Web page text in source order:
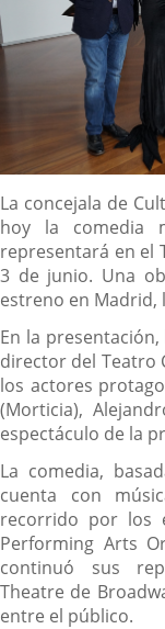
Descripción
La concejala de
hoy la comedia
representará en el
3 de junio. Una
estreno en Madrid,
En la
director del Teatro
los actores
(Morticia),
espectáculo de la
La comedia,
cuenta con
recorrido por los
Performing Arts
continuó sus
Theatre de
entre el público.